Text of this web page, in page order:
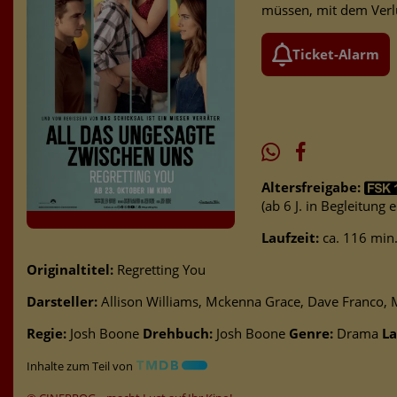
müssen, mit dem
Ticket-Alarm
Altersfreigabe:
(ab 6 J. in Begleitung
Laufzeit: ca. 116 min.
Originaltitel: Regretting You
Darsteller: Allison Williams, Mckenna Grace, Dave Franco,
Regie: Josh Boone Drehbuch: Josh Boone Genre: Drama
Inhalte zum Teil von